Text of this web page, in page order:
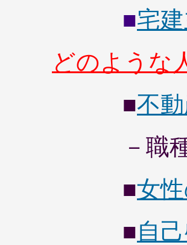
■宅
どのような
■不
－職種に
■女
■自